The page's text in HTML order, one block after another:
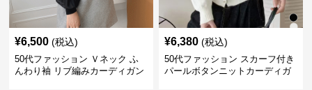
¥6,500 (税込)
50代ファッション Ｖネック ふ
んわり袖 リブ編みカーディガン
¥6,380 (税込)
50代ファッション スカーフ付き
パールボタンニットカーディガ